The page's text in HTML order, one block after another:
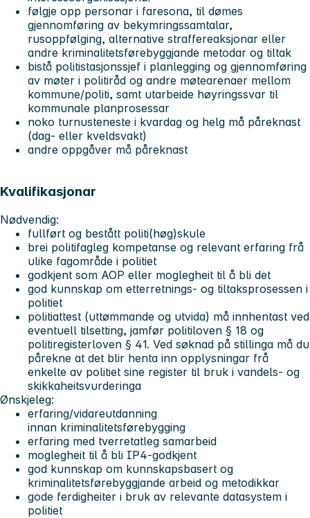
følgje opp personar i faresona, til dømes
gjennomføring av bekymringssamtalar,
rusoppfølging, alternative straffereaksjonar eller
andre kriminalitetsførebyggjande metodar og tiltak
bistå politistasjonssjef i planlegging og gjennomføring
av møter i politiråd og andre møtearenaer mellom
kommune/politi, samt utarbeide høyringssvar til
kommunale planprosessar
noko turnusteneste i kvardag og helg må påreknast
(dag- eller kveldsvakt)
andre oppgåver må påreknast
Kvalifikasjonar
Nødvendig:
fullført og bestått politi(høg)skule
brei politifagleg kompetanse og relevant erfaring frå
ulike fagområde i politiet
godkjent som AOP eller moglegheit til å bli det
god kunnskap om etterretnings- og tiltaksprosessen i
politiet
politiattest (uttømmande og utvida) må innhentast ved
eventuell tilsetting, jamfør politiloven § 18 og
politiregisterloven § 41. Ved søknad på stillinga må du
pårekne at det blir henta inn opplysningar frå
enkelte av politiet sine register til bruk i vandels- og
skikkaheitsvurderinga
Ønskjeleg:
erfaring/vidareutdanning
innan kriminalitetsførebygging
erfaring med tverretatleg samarbeid
moglegheit til å bli IP4-godkjent
god kunnskap om kunnskapsbasert og
kriminalitetsførebyggjande arbeid og metodikkar
gode ferdigheiter i bruk av relevante datasystem i
politiet